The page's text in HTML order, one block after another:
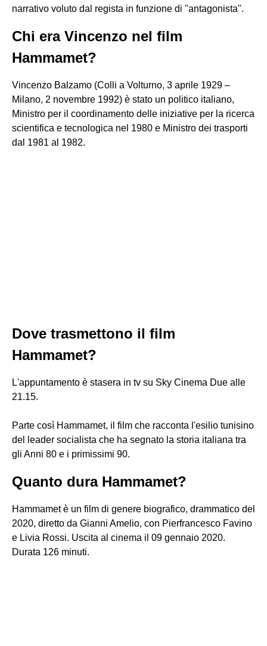
narrativo voluto dal regista in funzione di "antagonista".
Chi era Vincenzo nel film
Hammamet?
Vincenzo Balzamo (Colli a Volturno, 3 aprile 1929 –
Milano, 2 novembre 1992) è stato un politico italiano,
Ministro per il coordinamento delle iniziative per la ricerca
scientifica e tecnologica nel 1980 e Ministro dei trasporti
dal 1981 al 1982.
Dove trasmettono il film
Hammamet?
L'appuntamento è stasera in tv su Sky Cinema Due alle
21.15.
Parte così Hammamet, il film che racconta l'esilio tunisino
del leader socialista che ha segnato la storia italiana tra
gli Anni 80 e i primissimi 90.
Quanto dura Hammamet?
Hammamet è un film di genere biografico, drammatico del
2020, diretto da Gianni Amelio, con Pierfrancesco Favino
e Livia Rossi. Uscita al cinema il 09 gennaio 2020.
Durata 126 minuti.